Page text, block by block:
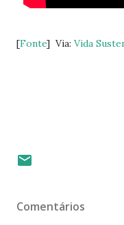
[Fonte] Via: Vida
Comentários